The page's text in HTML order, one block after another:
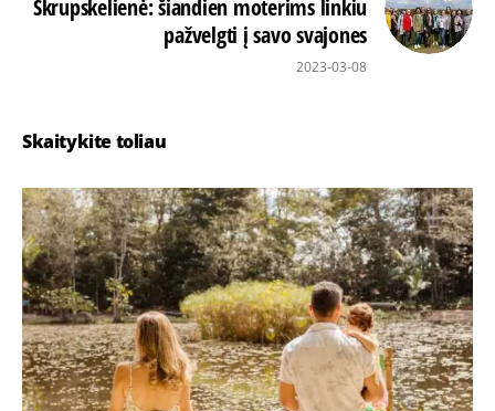
Skrupskelienė: šiandien moterims linkiu
pažvelgti į savo svajones
2023-03-08
Skaitykite toliau